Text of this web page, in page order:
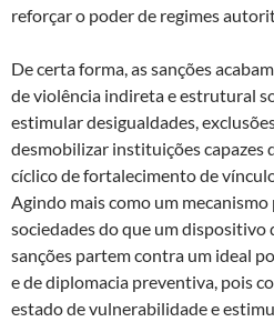
reforçar o poder de regimes
De certa forma, as sanções
de violência indireta e estrutural
estimular desigualdades,
desmobilizar instituições capazes
cíclico de fortalecimento de
Agindo mais como um
sociedades do que um dispositivo
sanções partem contra um ideal
e de diplomacia preventiva, pois
estado de vulnerabilidade e